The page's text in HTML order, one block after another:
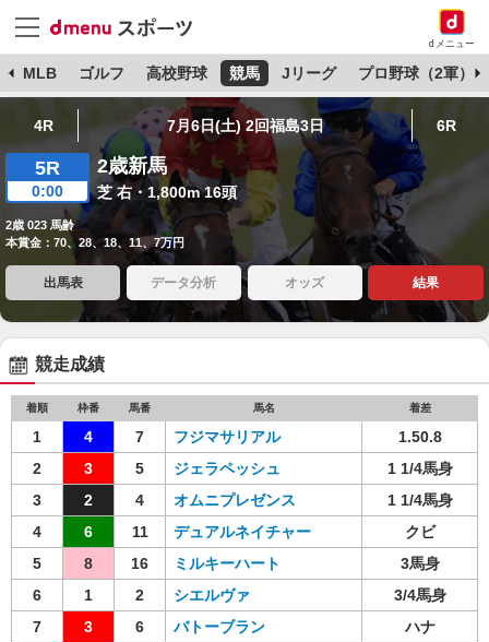
dメニュー
MLB ゴルフ 高校野球 競馬 Jリーグ プロ野球（2軍）
4R 7月6日(土) 2回福島3日 6R
5R
0:00
2歳新馬
芝 右・1,800m 16頭
2歳 023 馬齢
本賞金：70、28、18、11、7万円
出馬表 データ分析 オッズ 結果
競走成績
着順 枠番 馬番 馬名 着差
1 4 7 フジマサリアル
1.50.8
2
3 5 ジェラペッシュ
1 1/4馬身
3
2 4 オムニプレゼンス
1 1/4馬身
4
6 11 デュアルネイチャー
クビ
5
8 16 ミルキーハート
3馬身
6
1 2 シエルヴァ
3/4馬身
7
3 6 バトーブラン
ハナ